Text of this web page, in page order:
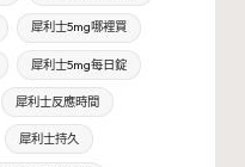
犀利士5mg哪裡買
犀利士5mg每日錠
犀利士反應時間
犀利士持久